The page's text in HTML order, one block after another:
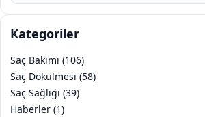
Kategoriler
Saç Bakımı (106)
Saç Dökülmesi (58)
Saç Sağlığı (39)
Haberler (1)